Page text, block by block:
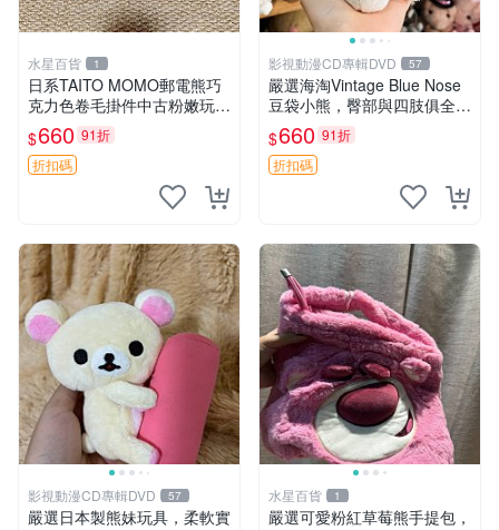
水星百貨 1
日系TAITO MOMO郵電熊巧
克力色卷毛掛件中古粉嫩玩偶
微瑕推薦 postpet momo 郵
電熊 中古玩偶
$660 91折
折扣碼
影視動漫CD專輯DVD 57
嚴選海淘Vintage Blue Nose
豆袋小熊，臀部與四肢俱全，
坐高11公分，附原盒與吊牌
收藏。藍鼻子小熊，值得擁有
玩具 憶熊
$660 91折
折扣碼
影視動漫CD專輯DVD 57
嚴選日本製熊妹玩具，柔軟實
水星百貨 1
嚴選可愛粉紅草莓熊手提包，